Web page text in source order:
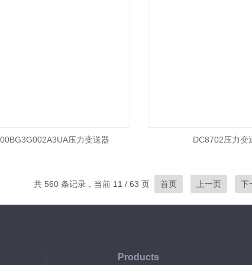
压力变送器 DC8702压力变
共 560 条记录，当前 11 / 63 页 首页 上一页 下
Products